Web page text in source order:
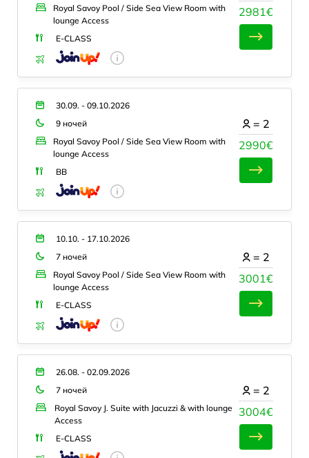
Royal Savoy Pool / Side Sea View Room with
lounge Access
E-CLASS
2981€
30.09. - 09.10.2026
9 ночей
Royal Savoy Pool / Side Sea View Room with
lounge Access
BB
2990€
= 2
10.10. - 17.10.2026
7 ночей
Royal Savoy Pool / Side Sea View Room with
lounge Access
E-CLASS
3001€
= 2
26.08. - 02.09.2026
7 ночей
Royal Savoy J. Suite with Jacuzzi & with lounge
Access
E-CLASS
3004€
= 2